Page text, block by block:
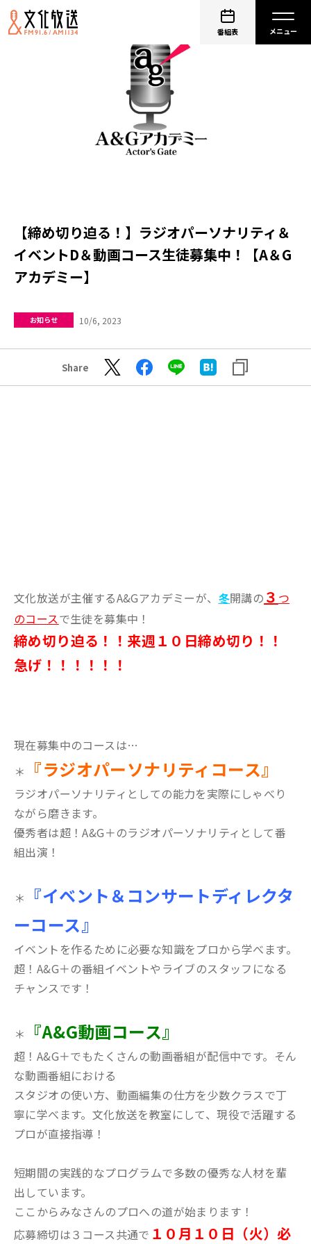
番組表
【締め切り迫る！】ラジオパーソナリティ＆
イベントD＆動画コース生徒募集中！【A＆G
アカデミー】
お知らせ 10/6, 2023
Share
文化放送が主催するA&Gアカデミーが、 冬開講の ３ つ
のコースで生徒を募集中！
締め切り迫る！！来週１０日締め切り！！
急げ！！！！！！
現在募集中のコースは…
＊
『ラジオパーソナリティコース』
ラジオパーソナリティとしての能力を実際にしゃべり
ながら磨きます。
優秀者は超！A&G＋のラジオパーソナリティとして番
組出演！
＊
『イベント＆コンサートディレクタ
ーコース』
イベントを作るために必要な知識をプロから学べます。
超！A&G＋の番組イベントやライブのスタッフになる
チャンスです！
＊ 『A&G動画コース』
超！A&G＋でもたくさんの動画番組が配信中です。そん
な動画番組における
スタジオの使い方、動画編集の仕方を少数クラスで丁
寧に学べます。文化放送を教室にして、現役で活躍する
プロが直接指導！
短期間の実践的なプログラムで多数の優秀な人材を輩
出しています。
ここからみなさんのプロへの道が始まります！
応募締切は３コース共通で １０月１０日（火）必